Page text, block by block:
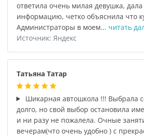
ответила очень милая девушка,
информацию, четко объяснила что
Администраторы в моем... читать
Источник: Яндекс
Татьяна Татар
Шикарная автошкола !!! Выбрала
долго, но свой выбор остановила
и ни разу не пожалела. Очные
вечерам(что очень удобно ) с